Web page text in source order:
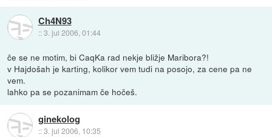
Ch4N93
::3. jul 2006, 01:44
če se ne motim, bi CaqKa rad nekje bližje Maribora?!
v Hajdošah je karting, kolikor vem tudi na posojo, za cene pa ne
vem.
lahko pa se pozanimam če hočeš.
ginekolog
::3. jul 2006, 10:35